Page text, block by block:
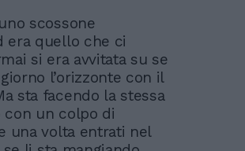
scossone
era quello che ci
si era avvitata su se
l’orizzonte con il
sta facendo la stessa
un colpo di
una volta entrati nel